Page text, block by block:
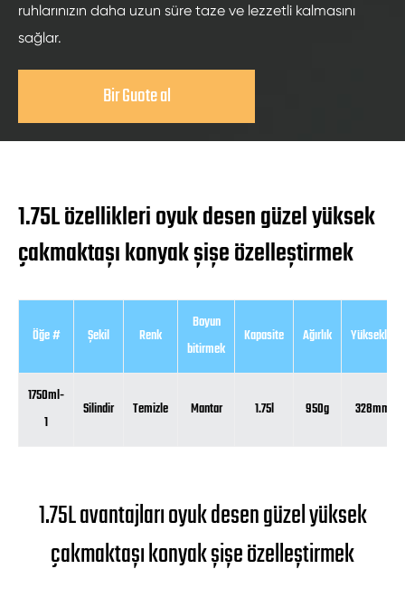
ruhlarınızın daha uzun süre taze ve lezzetli kalmasını
sağlar.
Bir Guote al
1.75L özellikleri oyuk desen güzel yüksek
çakmaktaşı konyak şişe özelleştirmek
Öğe # Şekil Renk
Boyun
bitirmek
Kapasite Ağırlık Yükseklik
1750ml-
1
Silindir Temizle Mantar 1.75l 950g 328mm
1.75L avantajları oyuk desen güzel yüksek
çakmaktaşı konyak şişe özelleştirmek